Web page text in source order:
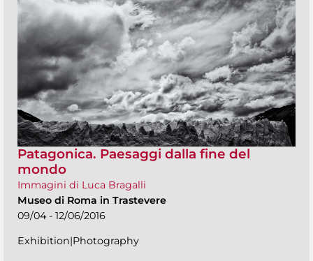
Patagonica. Paesaggi dalla fine del
mondo
Immagini di Luca Bragalli
Museo di Roma in Trastevere
09/04 - 12/06/2016
Exhibition|Photography